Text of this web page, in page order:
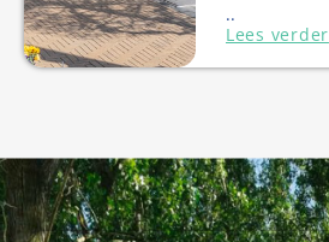
..
Lees verder